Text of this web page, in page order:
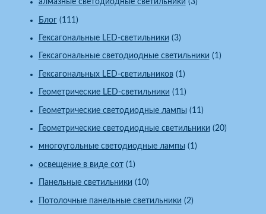
алмазные светодиодные светильники (3)
Блог(111)
Гексагональные LED-светильники (3)
Гексагональные светодиодные светильники (1)
Гексагональных LED-светильников(1)
Геометрические LED-светильники (11)
Геометрические светодиодные лампы (11)
Геометрические светодиодные светильники (20)
многоугольные светодиодные лампы (1)
освещение в виде сот(1)
Панельные светильники (10)
Потолочные панельные светильники (2)